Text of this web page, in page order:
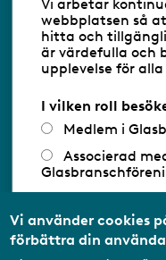
Följ oss via
Databasens namn:
utgivare: Sofia
Vi arbetar
webbplatsen så
hitta och
är värdefulla och
upplevelse för
I vilken roll
Medlem i
Associerad
Vi använder cookies
förbättra din